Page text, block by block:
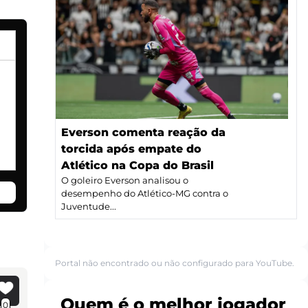
0
Everson comenta reação da
torcida após empate do
Atlético na Copa do Brasil
O goleiro Everson analisou o
desempenho do Atlético-MG contra o
Juventude...
Portal não encontrado ou não configurado para YouTube.